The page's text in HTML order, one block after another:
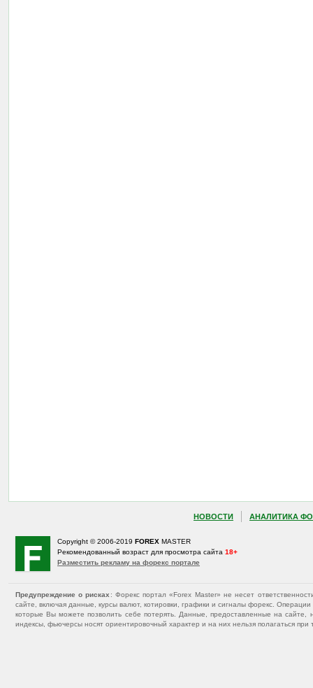
НОВОСТИ АНАЛИТИКА
Copyright © 2006-2019 FOREX MASTER
Рекомендованный возраст для просмотра сайта 18+
Разместить рекламу на форекс портале
Предупреждение о рисках : Форекс портал «Forex Master» не несет
сайте, включая данные, курсы валют, котировки, графики и сигналы форекс.
которые Вы можете позволить себе потерять. Данные, предоставленные на
индексы, фьючерсы носят ориентировочный характер и на них нельзя полагаться при